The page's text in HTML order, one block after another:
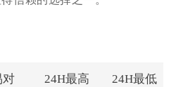
对 24H最高 24H最低